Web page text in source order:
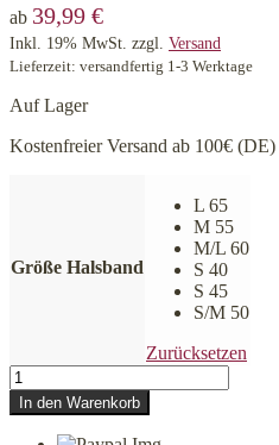
ab 39,99 €
Inkl. 19% MwSt. zzgl. Versand
Lieferzeit: versandfertig 1-3 Werktage
Auf Lager
Kostenfreier Versand ab 100€ (DE)
Größe Halsband
L 65
M 55
M/L 60
S 40
S 45
S/M 50
Zurücksetzen
HUNTER
Hundehalsband
Malia
Apricot/Natur
In den Warenkorb